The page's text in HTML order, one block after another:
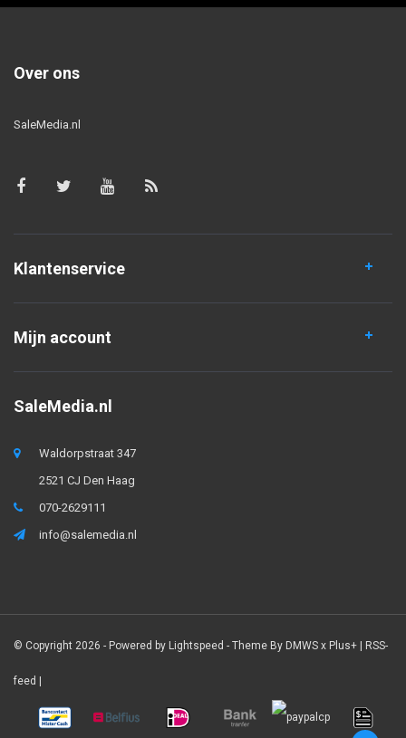
Over ons
SaleMedia.nl
Klantenservice
Mijn account
SaleMedia.nl
Waldorpstraat 347
2521 CJ Den Haag
070-2629111
info@salemedia.nl
© Copyright 2026 - Powered by Lightspeed - Theme By DMWS x Plus+ RSS-
feed